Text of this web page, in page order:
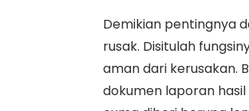
Demikian pentingnya
rusak. Disitulah
aman dari kerusakan.
dokumen laporan